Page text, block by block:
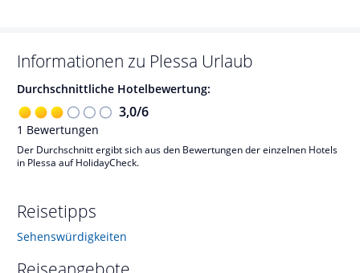
Informationen zu Plessa Urlaub
Durchschnittliche Hotelbewertung:
3,0/6
1 Bewertungen
Der Durchschnitt ergibt sich aus den Bewertungen der einzelnen Hotels
in Plessa auf HolidayCheck.
Reisetipps
Sehenswürdigkeiten